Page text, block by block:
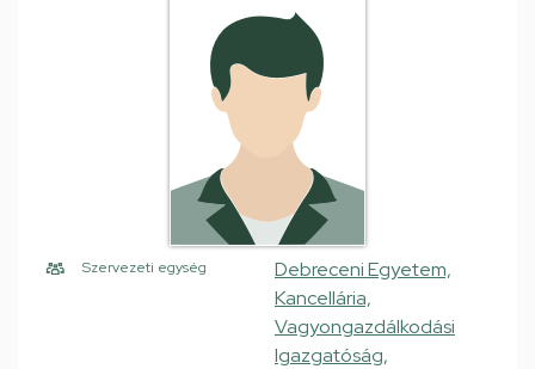
Szervezeti egység
Debreceni Egyetem,
Kancellária,
Vagyongazdálkodási
Igazgatóság,